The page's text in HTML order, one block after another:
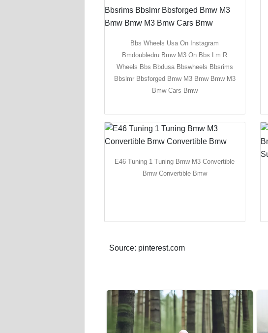
Bbs Wheels Usa On Instagram
Bmdoubledru Bmw M3 On Bbs Lm R
Wheels Bbs Bbdusa Bbswheels Bbsrims
Bbslmr Bbsforged Bmw M3 Bmw Bmw M3
Bmw Cars Bmw
E46 Tuning 1 Tuning Bmw M3 Convertible
Bmw Convertible Bmw
Source: pinterest.com